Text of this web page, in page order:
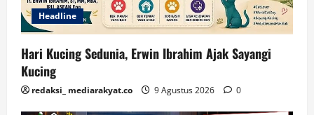
Headline
Hari Kucing Sedunia, Erwin Ibrahim Ajak Sayangi
Kucing
redaksi_ mediarakyat.co 9 Agustus 2026 0